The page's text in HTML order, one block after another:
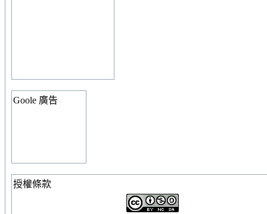
Goole 廣告
授權條款